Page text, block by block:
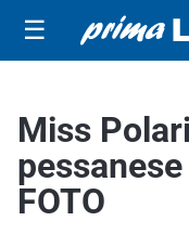
☰
Miss
FOTO